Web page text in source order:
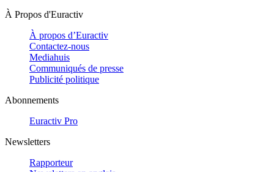
À Propos d'Euractiv
À propos d’Euractiv
Contactez-nous
Mediahuis
Communiqués de presse
Publicité politique
Abonnements
Euractiv Pro
Newsletters
Rapporteur